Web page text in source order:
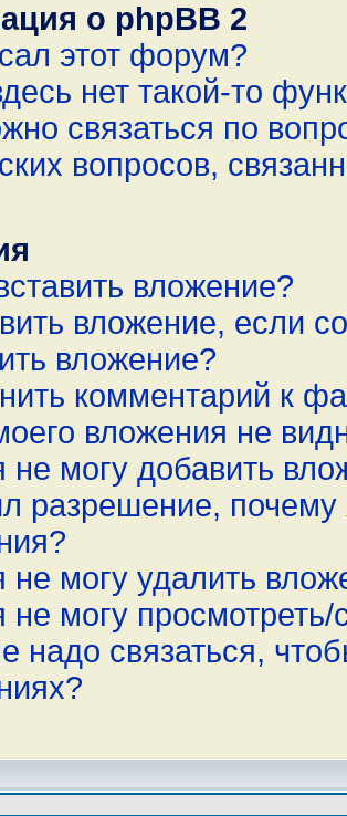
о phpBB 2
этот форум?
нет такой-то
связаться по
вопросов,
вложение?
вложение, если
вложение?
комментарий к
вложения не
не могу добавить
разрешение,
не могу удалить
могу просмотреть/
надо связаться,